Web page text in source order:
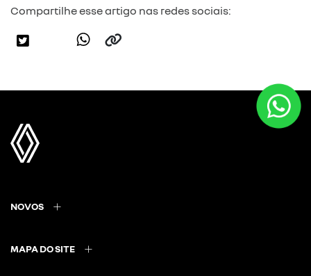
Compartilhe esse artigo nas redes sociais:
NOVOS
MAPA DO SITE